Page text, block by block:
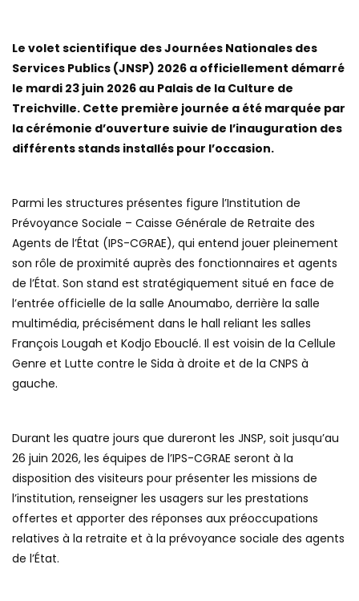
Le volet scientifique des Journées Nationales des
Services Publics (JNSP) 2026 a officiellement démarré
le mardi 23 juin 2026 au Palais de la Culture de
Treichville. Cette première journée a été marquée par
la cérémonie d’ouverture suivie de l’inauguration des
différents stands installés pour l’occasion.
Parmi les structures présentes figure l’Institution de
Prévoyance Sociale – Caisse Générale de Retraite des
Agents de l’État (IPS-CGRAE), qui entend jouer pleinement
son rôle de proximité auprès des fonctionnaires et agents
de l’État. Son stand est stratégiquement situé en face de
l’entrée officielle de la salle Anoumabo, derrière la salle
multimédia, précisément dans le hall reliant les salles
François Lougah et Kodjo Ebouclé. Il est voisin de la Cellule
Genre et Lutte contre le Sida à droite et de la CNPS à
gauche.
Durant les quatre jours que dureront les JNSP, soit jusqu’au
26 juin 2026, les équipes de l’IPS-CGRAE seront à la
disposition des visiteurs pour présenter les missions de
l’institution, renseigner les usagers sur les prestations
offertes et apporter des réponses aux préoccupations
relatives à la retraite et à la prévoyance sociale des agents
de l’État.